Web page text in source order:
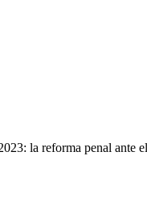
la reforma penal ante